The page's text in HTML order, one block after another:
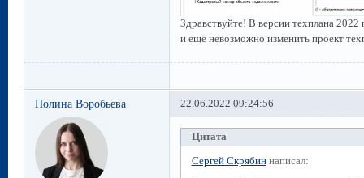
Здравствуйте! В версии техплана
и ещё невозможно изменить проект
Полина Воробьева 22.06.2022 09:24:56
Цитата
Сергей Скрябиннаписал: